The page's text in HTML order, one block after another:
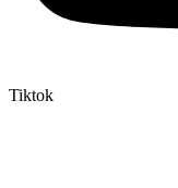
Tiktok